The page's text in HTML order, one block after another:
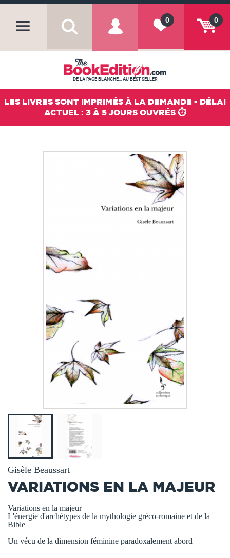
0
0
DE LA PAGE BLANCHE... AU BEST SELLER
LES LIVRES SONT IMPRIMÉS À LA DEMANDE - DÉLAI
ACTUEL : 3 À 5 JOURS OUVRÉS ⏱️
Gisèle Beaussart
VARIATIONS EN LA MAJEUR
Variations en la majeur
L'énergie d'archétypes de la mythologie gréco-romaine et de la
Bible
Un vécu de la dimension féminine paradoxalement abord